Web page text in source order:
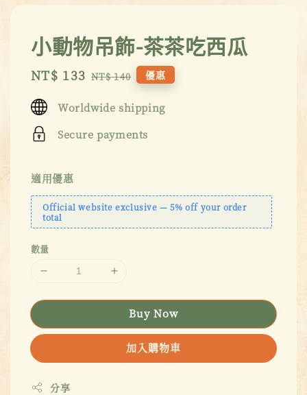
小動物吊飾-茶茶吃西瓜
Sale
NT$ 133 Regular
NT$ 140 優惠
Worldwide shipping
Secure payments
適用優惠
Official website exclusive — 5% off your order
total
數量
Buy Now
加入購物車
分享